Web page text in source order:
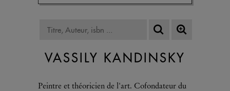
VASSILY KANDINSKY
Peintre et théoricien de l'art. Cofondateur du